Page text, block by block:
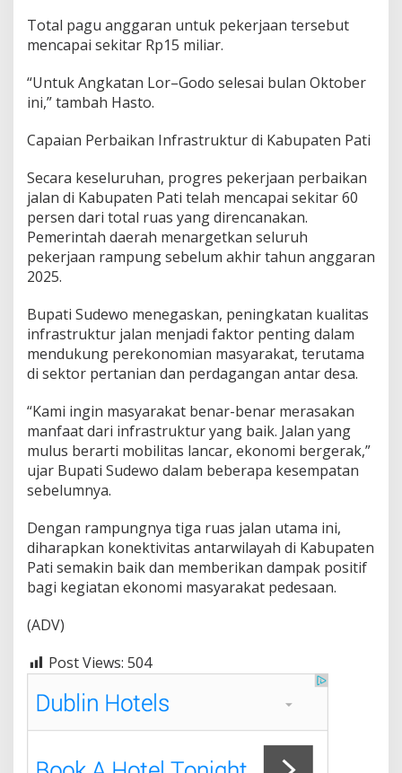
r
2
0
5
Total pagu anggaran untuk pekerjaan tersebut
mencapai sekitar Rp15 miliar.
“Untuk Angkatan Lor–Godo selesai bulan Oktober
ini,” tambah Hasto.
Capaian Perbaikan Infrastruktur di Kabupaten Pati
Secara keseluruhan, progres pekerjaan perbaikan
jalan di Kabupaten Pati telah mencapai sekitar 60
persen dari total ruas yang direncanakan.
Pemerintah daerah menargetkan seluruh
pekerjaan rampung sebelum akhir tahun anggaran
2025.
Bupati Sudewo menegaskan, peningkatan kualitas
infrastruktur jalan menjadi faktor penting dalam
mendukung perekonomian masyarakat, terutama
di sektor pertanian dan perdagangan antar desa.
“Kami ingin masyarakat benar-benar merasakan
manfaat dari infrastruktur yang baik. Jalan yang
mulus berarti mobilitas lancar, ekonomi bergerak,”
ujar Bupati Sudewo dalam beberapa kesempatan
sebelumnya.
Dengan rampungnya tiga ruas jalan utama ini,
diharapkan konektivitas antarwilayah di Kabupaten
Pati semakin baik dan memberikan dampak positif
bagi kegiatan ekonomi masyarakat pedesaan.
(ADV)
Post Views: 504